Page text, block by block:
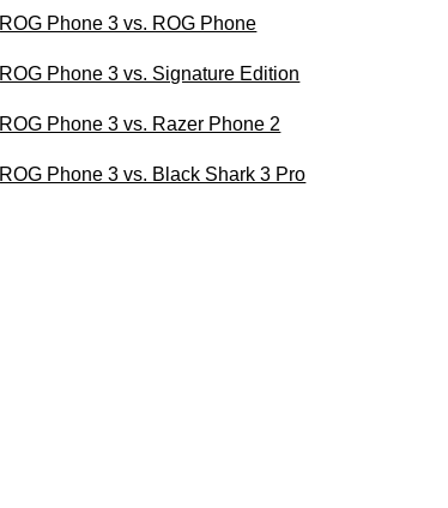
ROG Phone 3 vs. ROG Phone
ROG Phone 3 vs. Signature Edition
ROG Phone 3 vs. Razer Phone 2
ROG Phone 3 vs. Black Shark 3 Pro